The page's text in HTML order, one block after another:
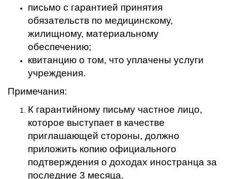
письмо с гарантией принятия
обязательств по медицинскому,
жилищному, материальному
обеспечению;
квитанцию о том, что уплачены услуги
учреждения.
Примечания:
К гарантийному письму частное лицо,
которое выступает в качестве
приглашающей стороны, должно
приложить копию официального
подтверждения о доходах иностранца за
последние 3 месяца.